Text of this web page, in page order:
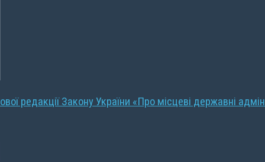
редакції Закону України «Про місцеві державні